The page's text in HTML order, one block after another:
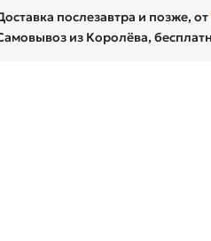
послезавтра и позже, от
из Королёва,